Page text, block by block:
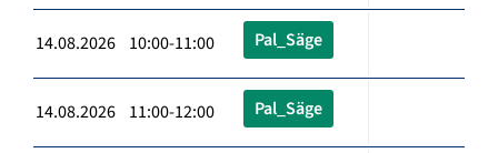
14.08.2026 10:00-11:00 Pal_Säge
14.08.2026 11:00-12:00 Pal_Säge